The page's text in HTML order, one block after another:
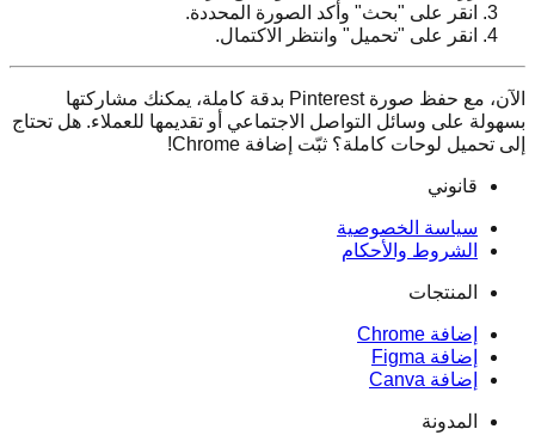
انقر على "بحث" وأكد الصورة المحددة.
انقر على "تحميل" وانتظر الاكتمال.
الآن، مع حفظ صورة Pinterest بدقة كاملة، يمكنك مشاركتها
بسهولة على وسائل التواصل الاجتماعي أو تقديمها للعملاء. هل تحتاج
إلى تحميل لوحات كاملة؟ ثبّت إضافة Chrome!
قانوني
سياسة الخصوصية
الشروط والأحكام
المنتجات
إضافة Chrome
إضافة Figma
إضافة Canva
المدونة